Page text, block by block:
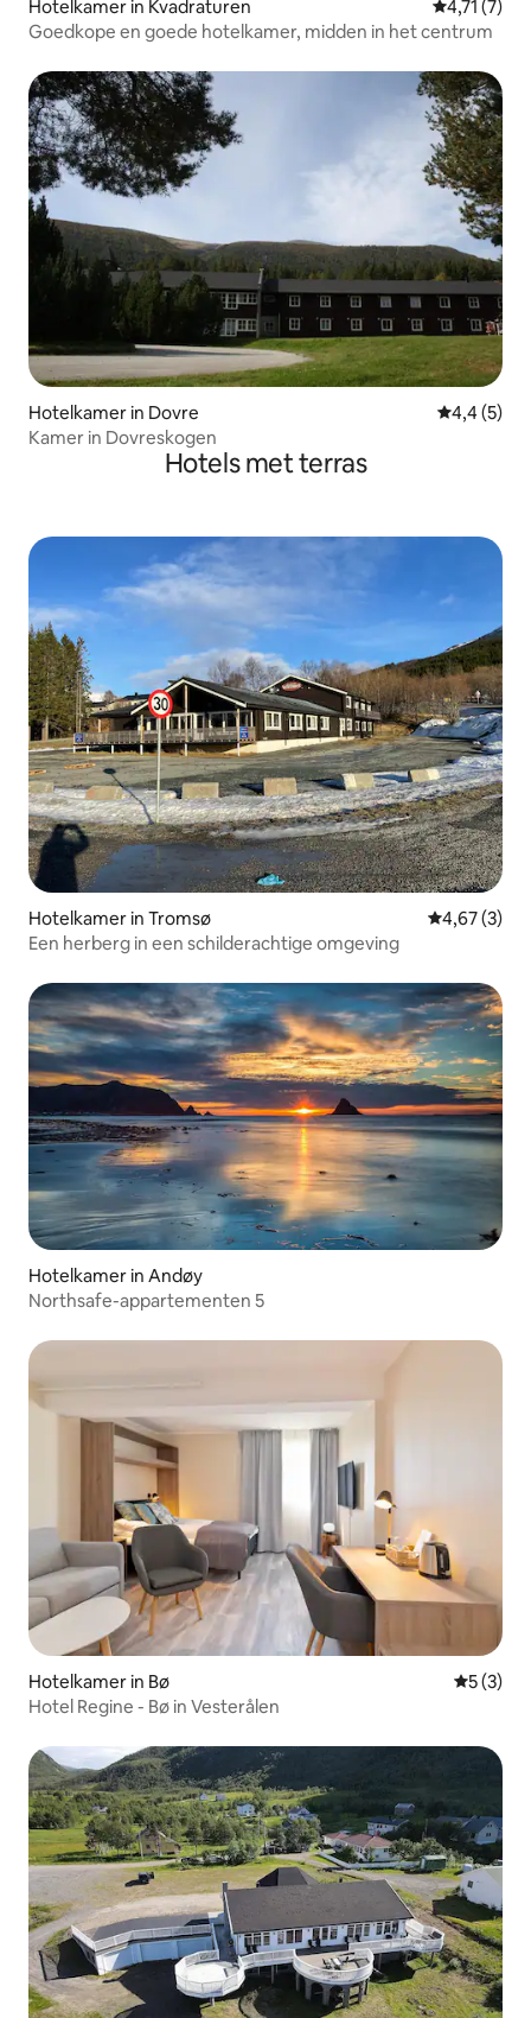
Hotelkamer in Kvadraturen
4,71 (7)
Goedkope en goede hotelkamer, midden in het centrum
Hotelkamer in Dovre
4,4 (5)
Kamer in Dovreskogen
Hotels met terras
Hotelkamer in Tromsø
4,67 (3)
Een herberg in een schilderachtige omgeving
Hotelkamer in Andøy
Northsafe-appartementen 5
Hotelkamer in Bø
5 (3)
Hotel Regine - Bø in Vesterålen